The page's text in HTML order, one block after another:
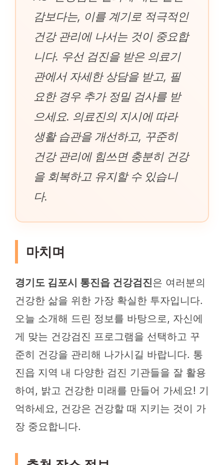
감보다는, 이를 계기로 적극적인
건강 관리에 나서는 것이 중요합
니다. 우선 검진을 받은 의료기
관에서 자세한 상담을 받고, 필
요한 경우 추가 정밀 검사를 받
으세요. 의료진의 지시에 따라
생활 습관을 개선하고, 꾸준히
건강 관리에 힘쓰면 충분히 건강
을 회복하고 유지할 수 있습니
다.
마치며
경기도 김포시 통진읍 건강검진은 여러분의
건강한 삶을 위한 가장 확실한 투자입니다.
오늘 소개해 드린 정보를 바탕으로, 자신에
게 맞는 건강검진 프로그램을 선택하고 꾸
준히 건강을 관리해 나가시길 바랍니다. 통
진읍 지역 내 다양한 검진 기관들을 잘 활용
하여, 밝고 건강한 미래를 만들어 가세요! 기
억하세요, 건강은 건강할 때 지키는 것이 가
장 중요합니다.